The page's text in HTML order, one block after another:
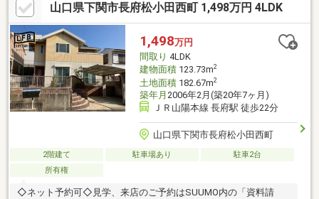
山口県下関市長府松小田西町 1,498万円 4LDK
1,498万円
間取り 4LDK
建物面積123.73m2
土地面積182.67m2
築年月 2006年2月(築20年7ヶ月)
ＪＲ山陽本線 長府駅 徒歩22分
山口県下関市長府松小田西町
2階建て 駐車場あり
駐車2台
所有権
◇ネット予約可◇見学、来店のご予約はSUUMO内の「資料請